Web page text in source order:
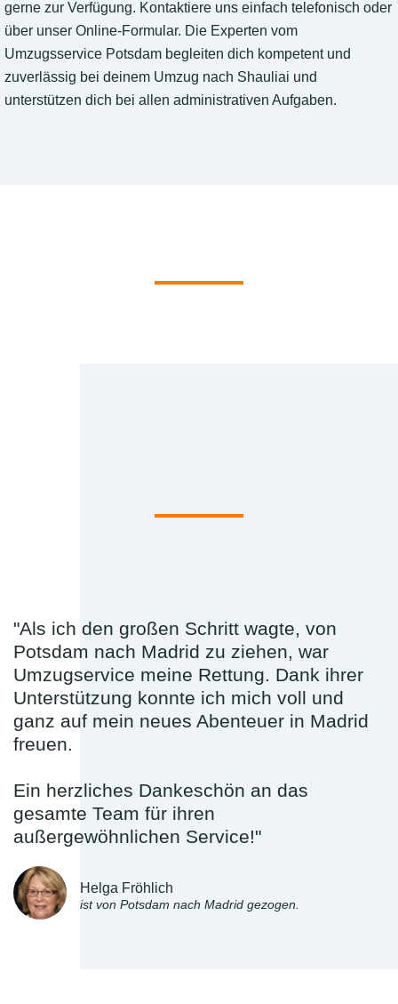
gerne zur Verfügung. Kontaktiere uns einfach telefonisch oder
über unser Online-Formular. Die Experten vom
Umzugsservice Potsdam begleiten dich kompetent und
zuverlässig bei deinem Umzug nach Shauliai und
unterstützen dich bei allen administrativen Aufgaben.
"Als ich den großen Schritt wagte, von
Potsdam nach Madrid zu ziehen, war
Umzugservice meine Rettung. Dank ihrer
Unterstützung konnte ich mich voll und
ganz auf mein neues Abenteuer in Madrid
freuen.
Ein herzliches Dankeschön an das
gesamte Team für ihren
außergewöhnlichen Service!"
Helga Fröhlich
ist von Potsdam nach Madrid gezogen.